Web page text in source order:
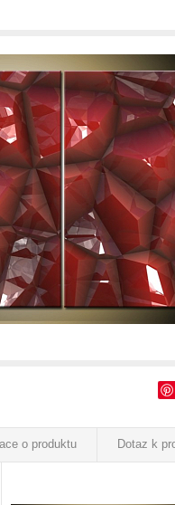
o produktu Dotaz k